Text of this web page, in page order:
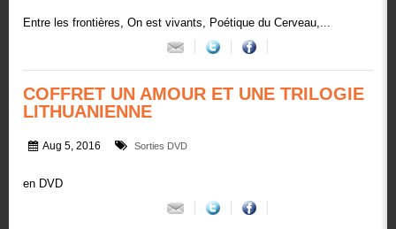
Entre les frontières, On est vivants, Poétique du Cerveau,...
COFFRET UN AMOUR ET UNE TRILOGIE
LITHUANIENNE
Aug 5, 2016 Sorties DVD
en DVD